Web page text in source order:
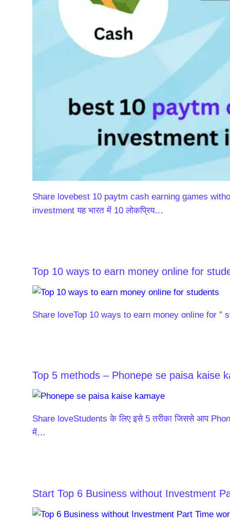
Share lovebest 10 paytm cash earning games
investment यह भारत में 10 लोकप्रिय…
Top 10 ways to earn money online for
Share loveTop 10 ways to earn money online for ”
Top 5 methods – Phonepe se paisa kaise
Share loveStudents के लिए इसे 5 तरीका जिससे आप
में…
Start Top 6 Business without Investment